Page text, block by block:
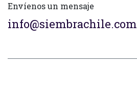
Envíenos un mensaje
info@siembrachile.com